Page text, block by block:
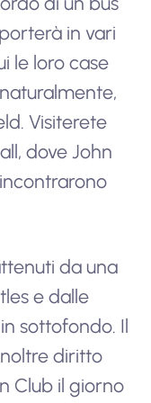
in vari
le loro case
Visiterete
dove John
da una
e dalle
sottofondo. Il
diritto
Club il giorno